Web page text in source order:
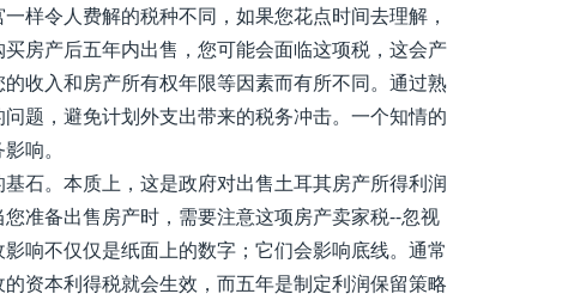
样令人费解的税种不同，如果您花点时间去理解，
房产后五年内出售，您可能会面临这项税，这会产
收入和房产所有权年限等因素而有所不同。通过熟
题，避免计划外支出带来的税务冲击。一个知情的
响。
石。本质上，这是政府对出售土耳其房产所得利润
准备出售房产时，需要注意这项房产卖家税--忽视
响不仅仅是纸面上的数字；它们会影响底线。通常
资本利得税就会生效，而五年是制定利润保留策略